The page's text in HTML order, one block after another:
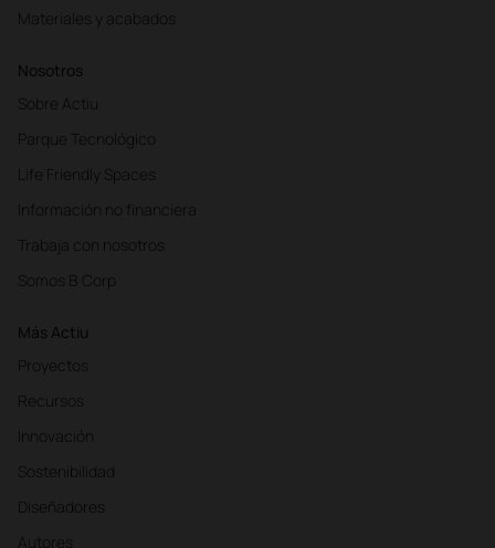
Materiales y acabados
Nosotros
Sobre Actiu
Parque Tecnológico
Life Friendly Spaces
Información no financiera
Trabaja con nosotros
Somos B Corp
Más Actiu
Proyectos
Recursos
Innovación
Sostenibilidad
Diseñadores
Autores